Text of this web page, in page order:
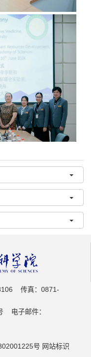
传真：0871-
电子邮件：
号 网站标识